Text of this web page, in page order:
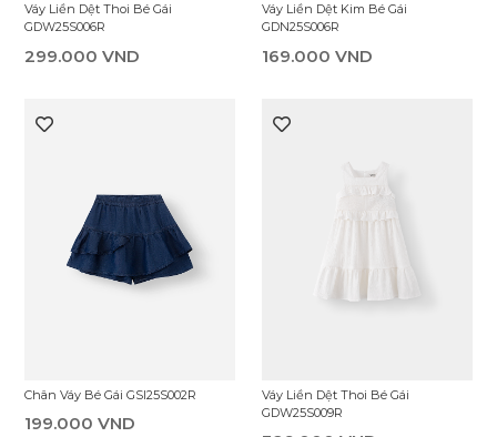
Váy Liền Dệt Thoi Bé Gái
GDW25S006R
299.000 VND
Váy Liền Dệt Kim Bé Gái
GDN25S006R
169.000 VND
Chân Váy Bé Gái GSI25S002R
199.000 VND
Váy Liền Dệt Thoi Bé Gái
GDW25S009R